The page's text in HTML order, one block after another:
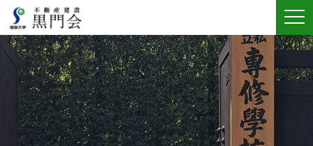
メ
ュ